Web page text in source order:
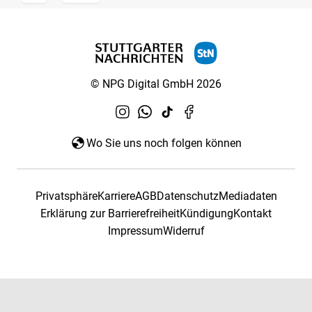
© NPG Digital GmbH 2026
Wo Sie uns noch folgen können
PrivatsphäreKarriereAGBDatenschutzMediadaten
Erklärung zur BarrierefreiheitKündigungKontakt
ImpressumWiderruf